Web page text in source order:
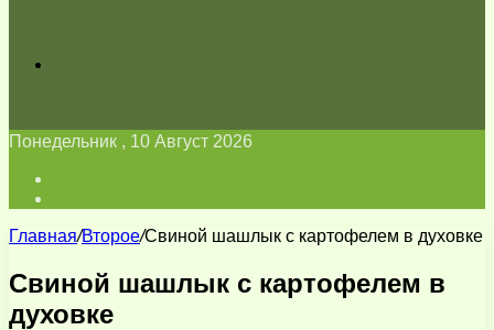
Понедельник , 10 Август 2026
Главная/Второе/Свиной шашлык с картофелем в духовке
Свиной шашлык с картофелем в
духовке